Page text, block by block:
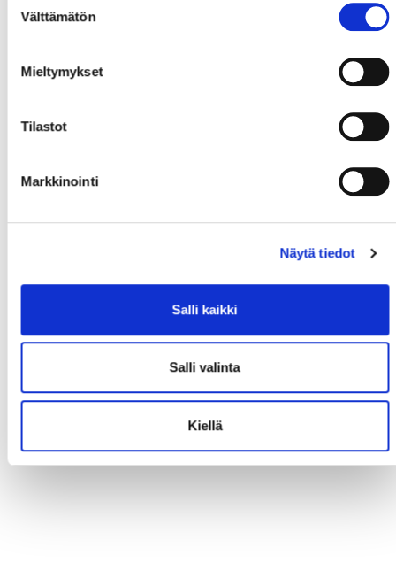
valinta
Välttämätön
Mieltymykset
Tilastot
Markkinointi
Näytä tiedot
Salli kaikki
Salli valinta
Kiellä